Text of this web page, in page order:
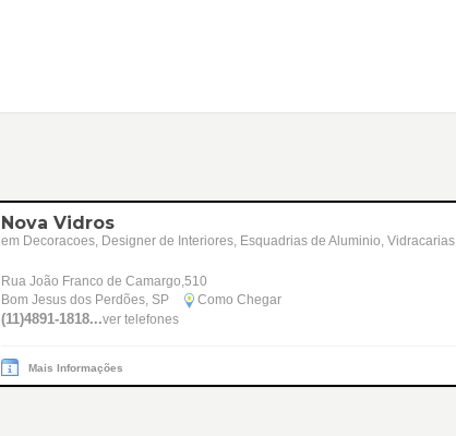
Nova Vidros
em Decoracoes, Designer de Interiores, Esquadrias de Aluminio, Vidracarias
Rua João Franco de Camargo,510
Bom Jesus dos Perdões, SP
Como Chegar
(11)4891-1818...ver telefones
Mais Informações